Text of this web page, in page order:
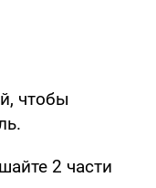
чтобы
2 части